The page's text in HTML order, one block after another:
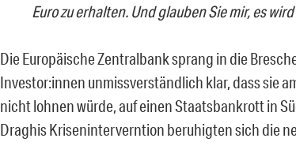
Euro zu erhalten. Und glauben Sie mir, es
Die Europäische Zentralbank sprang in die
Investor:innen unmissverständlich klar, dass sie
nicht lohnen würde, auf einen Staatsbankrott in
Draghis Kriseninterverntion beruhigten sich die